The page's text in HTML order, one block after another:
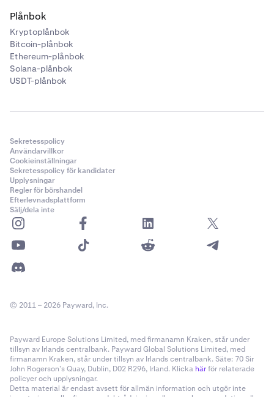
Plånbok
Kryptoplånbok
Bitcoin-plånbok
Ethereum-plånbok
Solana-plånbok
USDT-plånbok
Sekretesspolicy
Användarvillkor
Cookieinställningar
Sekretesspolicy för kandidater
Upplysningar
Regler för börshandel
Efterlevnadsplattform
Sälj/dela inte
© 2011 – 2026 Payward, Inc.
Payward Europe Solutions Limited, med firmanamn Kraken, står under
tillsyn av Irlands centralbank. Payward Global Solutions Limited, med
firmanamn Kraken, står under tillsyn av Irlands centralbank. Säte: 70 Sir
John Rogerson’s Quay, Dublin, D02 R296, Irland. Klicka härför relaterade
policyer och upplysningar.
Detta material är endast avsett för allmän information och utgör inte